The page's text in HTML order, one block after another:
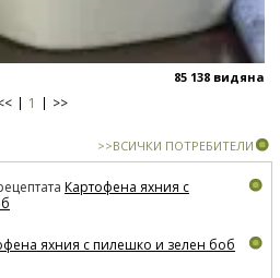
85 138 видяна
1 >>
>>ВСИЧКИ ПОТРЕБИТЕЛИ
Картофена яхния с
яхния с пилешко и зелен боб